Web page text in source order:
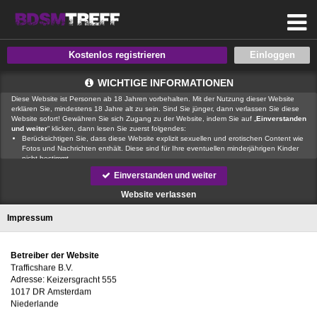
Kostenlos registrieren
WICHTIGE INFORMATIONEN
Diese Website ist Personen ab 18 Jahren vorbehalten. Mit der Nutzung dieser Website
erklären Sie, mindestens 18 Jahre alt zu sein. Sind Sie jünger, dann verlassen Sie diese
Website sofort! Gewähren Sie sich Zugang zu der Website, indem Sie auf „ Einverstanden
und weiter“ klicken, dann lesen Sie zuerst folgendes:
Berücksichtigen Sie, dass diese Website explizit sexuellen und erotischen Content wie
Fotos und Nachrichten enthält. Diese sind für Ihre eventuellen minderjährigen Kinder
nicht bestimmt.
, der Betreiber dieser Website, verfügt über keine Mittel, um die Inhalte
von Profilen der Nutzer dieser Website zu kontrollieren.
in der Lage, Nutzer dieser Website auf eine strafrechtliche Vergangenheit zu prüfen.
Sie müssen daher selbst die nötige Sorgfalt walten lassen bei der Beurteilung, ob ein
Website Sie täuschen oder betrügen will.
Gerät bezogene Informationen zu speichern.
Seien Sie vorsichtig, wenn Sie über diese Website mit Fremden kommunizieren. Sie
wissen schließlich nie, ob diese gute oder schlechte Absichten hegen. Verwenden Sie
auf der Website daher nie Ihren Nachnamen, E-Mail-Adresse, Wohn- oder
Arbeitsanschrift, Telefonnummer oder andere auf Sie zurückführbare Angaben.
Setzt jemand Sie über diese Website unter Druck, um z. B. persönliche
Einverstanden und weiter
Website verlassen
Impressum
Betreiber der Website
Adresse: